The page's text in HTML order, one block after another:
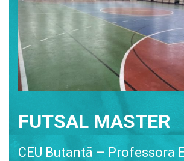
FUTSAL MASTER
CEU Butantã – Professora